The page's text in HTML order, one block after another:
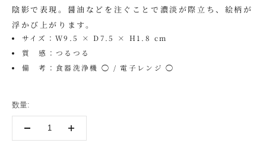
陰影で表現。醤油などを注ぐことで濃淡が際立ち、絵柄が
浮かび上がります。
サイズ：W9.5 × D7.5 × H1.8 cm
質 感：つるつる
備 考：食器洗浄機 ◯ / 電子レンジ ◯
数量: